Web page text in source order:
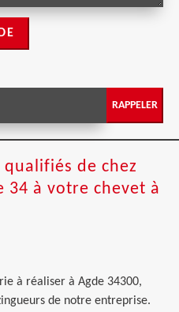
de chez
34 à votre chevet à
à réaliser à Agde 34300,
de notre entreprise.